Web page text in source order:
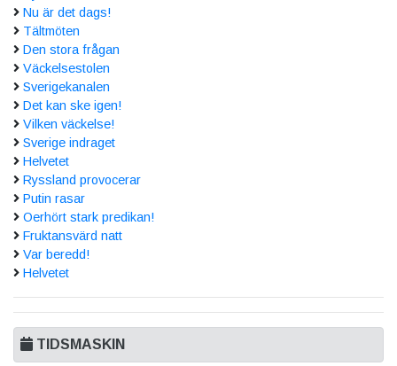
Nu är det dags!
Tältmöten
Den stora frågan
Väckelsestolen
Sverigekanalen
Det kan ske igen!
Vilken väckelse!
Sverige indraget
Helvetet
Ryssland provocerar
Putin rasar
Oerhört stark predikan!
Fruktansvärd natt
Var beredd!
Helvetet
TIDSMASKIN